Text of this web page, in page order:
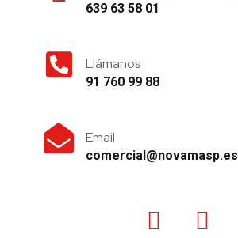
639 63 58 01
Llámanos
91 760 99 88
Email
comercial@novamasp.es